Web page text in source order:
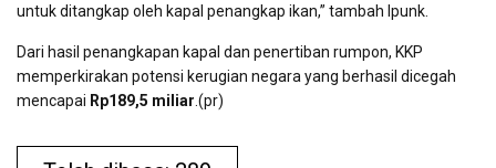
untuk ditangkap oleh kapal penangkap ikan,” tambah Ipunk.
Dari hasil penangkapan kapal dan penertiban rumpon, KKP
memperkirakan potensi kerugian negara yang berhasil dicegah
mencapai Rp189,5 miliar .(pr)